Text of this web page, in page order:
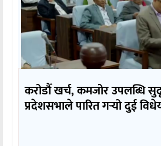
करोडौँ खर्च, कमजोर उपलब्धि
प्रदेशसभाले पारित गर्‍यो दुई